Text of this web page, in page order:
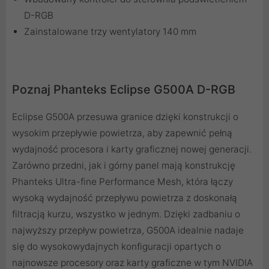
D-RGB
Zainstalowane trzy wentylatory 140 mm
Poznaj Phanteks Eclipse G500A D-RGB
Eclipse G500A przesuwa granice dzięki konstrukcji o
wysokim przepływie powietrza, aby zapewnić pełną
wydajność procesora i karty graficznej nowej generacji.
Zarówno przedni, jak i górny panel mają konstrukcję
Phanteks Ultra-fine Performance Mesh, która łączy
wysoką wydajność przepływu powietrza z doskonałą
filtracją kurzu, wszystko w jednym. Dzięki zadbaniu o
najwyższy przepływ powietrza, G500A idealnie nadaje
się do wysokowydajnych konfiguracji opartych o
najnowsze procesory oraz karty graficzne w tym NVIDIA